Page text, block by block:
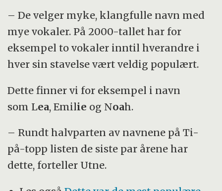
– De velger myke, klangfulle navn med
mye vokaler. På 2000-tallet har for
eksempel to vokaler inntil hverandre i
hver sin stavelse vært veldig populært.
Dette finner vi for eksempel i navn
som Lea, Emilie og Noah.
– Rundt halvparten av navnene på Ti-
på-topp listen de siste par årene har
dette, forteller Utne.